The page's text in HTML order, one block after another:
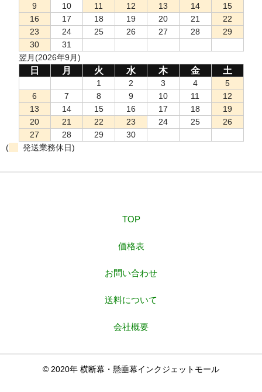
9
10 11 12 13 14
15
16
17 18 19 20 21
22
23
24 25 26 27 28
29
30
31
翌月(2026年9月)
日 月 火 水 木 金 土
1 2 3 4
5
6
7 8 9 10 11
12
13
14 15 16 17 18
19
20
21 22 23 24 25
26
27
28 29
30
(
発送業務休日)
TOP
価格表
お問い合わせ
送料について
会社概要
© 2020年 横断幕・懸垂幕インクジェットモール